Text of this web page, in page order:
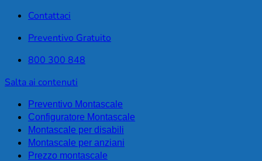
Contattaci
Preventivo Gratuito
800 300 848
Salta ai contenuti
Preventivo Montascale
Configuratore Montascale
Montascale per disabili
Montascale per anziani
Prezzo montascale